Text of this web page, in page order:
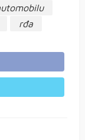
rđa